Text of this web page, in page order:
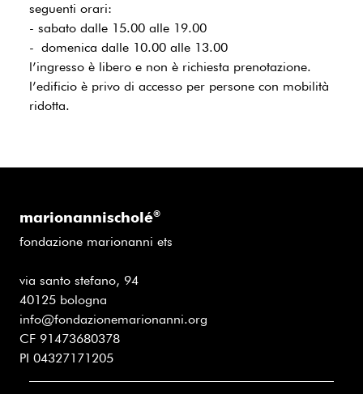
seguenti orari:
- sabato dalle 15.00 alle 19.00
- domenica dalle 10.00 alle 13.00
l’ingresso è libero e non è richiesta prenotazione.
l’edificio è privo di accesso per persone con mobilità
ridotta.
marionannischolé®
fondazione marionanni ets
via santo stefano, 94
40125 bologna
info@fondazionemarionanni.org
CF 91473680378
PI 04327171205